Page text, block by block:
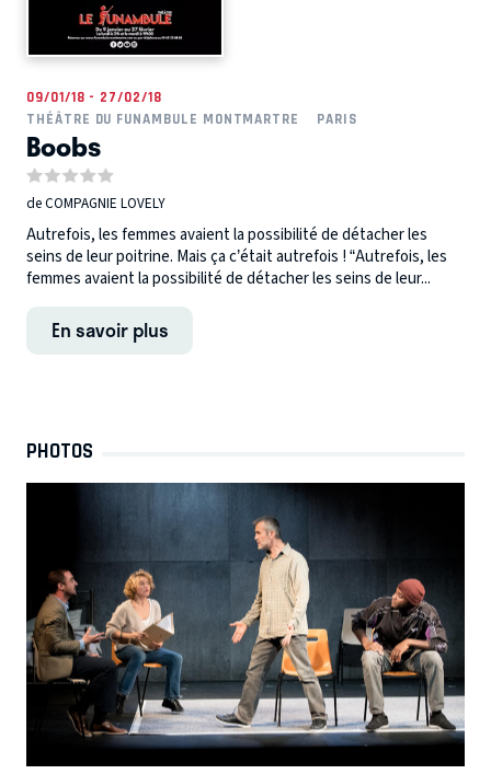
09/01/18 - 27/02/18
THÉÂTRE DU FUNAMBULE MONTMARTRE
PARIS
Boobs
de COMPAGNIE LOVELY
Autrefois, les femmes avaient la possibilité de détacher les
seins de leur poitrine. Mais ça c’était autrefois ! “Autrefois, les
femmes avaient la possibilité de détacher les seins de leur...
En savoir plus
PHOTOS